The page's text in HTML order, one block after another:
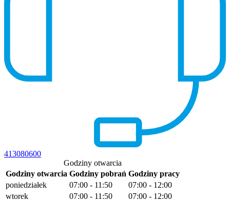
413080600
Godziny otwarcia
Godziny otwarcia Godziny pobrań Godziny pracy
poniedziałek
07:00 - 11:50
07:00 - 12:00
wtorek
07:00 - 11:50
07:00 - 12:00